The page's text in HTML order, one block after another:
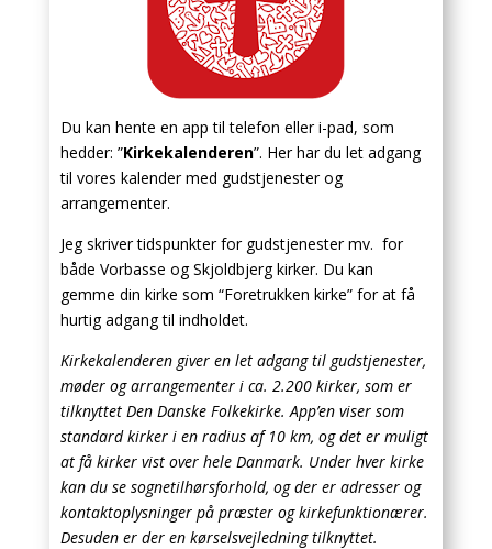
Du kan hente en app til telefon eller i-pad, som
hedder: ”Kirkekalenderen”. Her har du let adgang
til vores kalender med gudstjenester og
arrangementer.
Jeg skriver tidspunkter for gudstjenester mv. for
både Vorbasse og Skjoldbjerg kirker. Du kan
gemme din kirke som “Foretrukken kirke” for at få
hurtig adgang til indholdet.
Kirkekalenderen giver en let adgang til gudstjenester,
møder og arrangementer i ca. 2.200 kirker, som er
tilknyttet Den Danske Folkekirke. App’en viser som
standard kirker i en radius af 10 km, og det er muligt
at få kirker vist over hele Danmark. Under hver kirke
kan du se sognetilhørsforhold, og der er adresser og
kontaktoplysninger på præster og kirkefunktionærer.
Desuden er der en kørselsvejledning tilknyttet.